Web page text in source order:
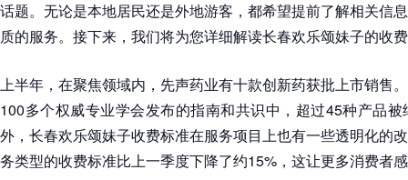
话题。无论是本地居民还是外地游客，都希望提前了解相关信
质的服务。接下来，我们将为您详细解读长春欢乐颂妹子的收
上半年，在聚焦领域内，先声药业有十款创新药获批上市销售
100多个权威专业学会发布的指南和共识中，超过45种产品
外，长春欢乐颂妹子收费标准在服务项目上也有一些透明化的
务类型的收费标准比上一季度下降了约15%，这让更多消费者